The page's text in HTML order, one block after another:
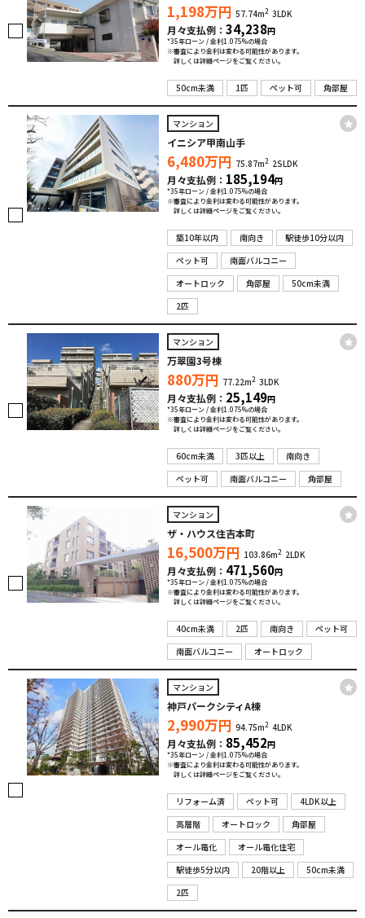
1,198万円 57.74m2 3LDK
月々支払例： 34,238円
*35年ローン / 金利1.075%の場合
※審査により金利は変わる可能性があります。
詳しくは詳細ページをご覧ください。
50cm未満 1匹 ペット可 角部屋
マンション
イニシア甲南山手
6,480万円 75.87m2 2SLDK
月々支払例： 185,194円
*35年ローン / 金利1.075%の場合
※審査により金利は変わる可能性があります。
詳しくは詳細ページをご覧ください。
築10年以内 南向き
駅徒歩10分以内
ペット可
南面バルコニー
オートロック
角部屋
50cm未満
2匹
マンション
万翠園3号棟
880万円 77.22m2 3LDK
月々支払例： 25,149円
*35年ローン / 金利1.075%の場合
※審査により金利は変わる可能性があります。
詳しくは詳細ページをご覧ください。
60cm未満 3匹以上
南向き
ペット可
南面バルコニー 角部屋
マンション
ザ・ハウス住吉本町
16,500万円 103.86m2 2LDK
月々支払例： 471,560円
*35年ローン / 金利1.075%の場合
※審査により金利は変わる可能性があります。
詳しくは詳細ページをご覧ください。
40cm未満 2匹 南向き
ペット可
南面バルコニー
オートロック
マンション
神戸パークシティA棟
2,990万円 94.75m2 4LDK
月々支払例： 85,452円
*35年ローン / 金利1.075%の場合
※審査により金利は変わる可能性があります。
詳しくは詳細ページをご覧ください。
リフォーム済 ペット可
4LDK以上
高層階
オートロック
角部屋
オール電化
オール電化住宅
駅徒歩5分以内
20階以上
50cm未満
2匹